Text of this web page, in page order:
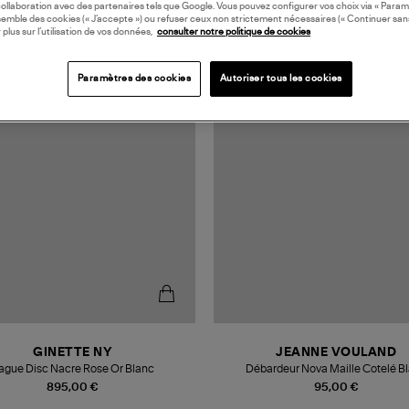
895,00 €
GINETTE NY
Disc Nacre Rose Or Blanc
95,00 €
JEANNE VOULAND
Débardeur Nova Maille Cotelé
avec des partenaires tels que Google. Vous pouvez configurer vos choix via «
des cookies (« J’accepte ») ou refuser ceux non strictement nécessaires (« Continuer
plus sur l’utilisation de vos données,
consulter notre politique de cookies
Paramètres des cookies Autoriser tous les cookies